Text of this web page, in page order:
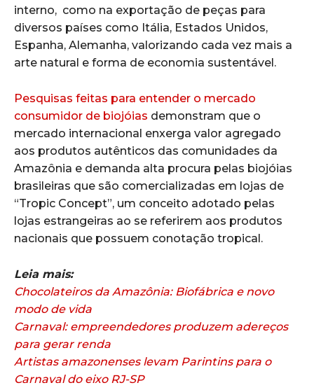
interno, como na exportação de peças para
diversos países como Itália, Estados Unidos,
Espanha, Alemanha, valorizando cada vez mais a
arte natural e forma de economia sustentável.
Pesquisas feitas para entender o mercado
consumidor de biojóias demonstram que o
mercado internacional enxerga valor agregado
aos produtos autênticos das comunidades da
Amazônia e demanda alta procura pelas biojóias
brasileiras que são comercializadas em lojas de
“Tropic Concept”, um conceito adotado pelas
lojas estrangeiras ao se referirem aos produtos
nacionais que possuem conotação tropical.
Leia mais:
Chocolateiros da Amazônia: Biofábrica e novo
modo de vida
Carnaval: empreendedores produzem adereços
para gerar renda
Artistas amazonenses levam Parintins para o
Carnaval do eixo RJ-SP